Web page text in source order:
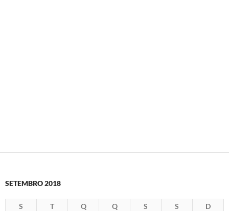
SETEMBRO 2018
S T Q Q S S
D